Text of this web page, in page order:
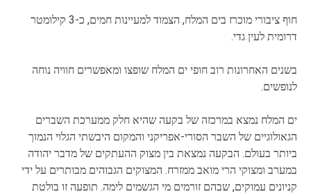
חוף ציבורי מוכרז בים המלח, הצמוד למעיינות חמים, כ-3 קילומטר
דרומית לעין גדי.
בשנים האחרונות רוב חופי ים המלח שופצו ומאפשרים חוויה נוחה
לנופשים.
ים המלח נמצא במרכזה של בקעה שהיא חלק ממערכת השברים
הגאולוגיים של השבר הסורי-אפריקני והמקום היבשתי הגלוי הנמוך
ביותר בעולם. הבקעה נמצאת בין מצוק ההעתקים של מדבר יהודה
במערב ומצוקי הרי מואב ממזרח. המצוקים הגבוהים מבותרים על ידי
קניונים עמוקים, שבהם זורמים מי הגשמים לימה. תופעה זו בולטת